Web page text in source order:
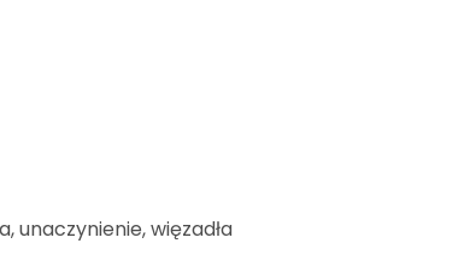
unaczynienie, więzadła